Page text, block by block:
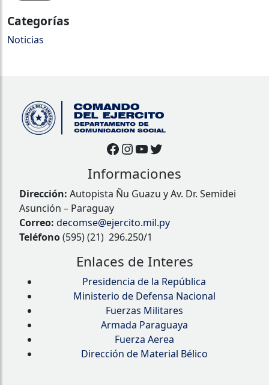
Categorías
Noticias
Facebook
Instagram
YouTube
Twitter
Informaciones
Dirección: Autopista Ñu Guazu y Av. Dr. Semidei
Asunción – Paraguay
Correo: decomse@ejercito.mil.py
Teléfono(595) (21) 296.250/1
Enlaces de Interes
Presidencia de la República
Ministerio de Defensa Nacional
Fuerzas Militares
Armada Paraguaya
Fuerza Aerea
Dirección de Material Bélico